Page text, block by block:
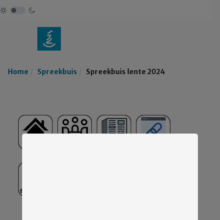
Home Spreekbuis Spreekbuis lente 2024